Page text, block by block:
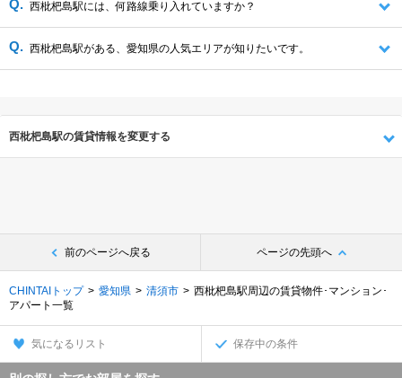
西枇杷島駅には、何路線乗り入れていますか？
西枇杷島駅がある、愛知県の人気エリアが知りたいです。
西枇杷島駅の賃貸情報を変更する
前のページへ戻る ページの先頭へ
CHINTAIトップ 愛知県 清須市
西枇杷島駅周辺の賃貸物件･マンション･
アパート一覧
気になるリスト 保存中の条件